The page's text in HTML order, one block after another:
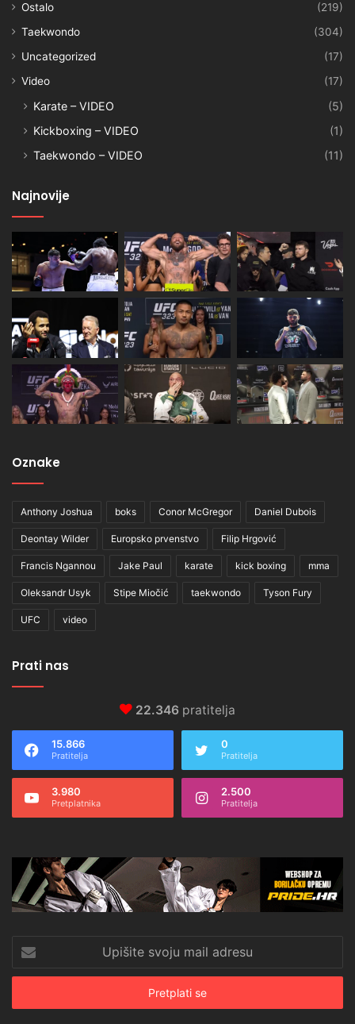
Ostalo
(219)
Taekwondo
(304)
Uncategorized
(17)
Video
(17)
Karate – VIDEO
(5)
Kickboxing – VIDEO
(1)
Taekwondo – VIDEO
(11)
Najnovije
Oznake
Anthony Joshua boks Conor McGregor Daniel Dubois
Deontay Wilder Europsko prvenstvo Filip Hrgović
Francis Ngannou Jake Paul karate kick boxing mma
Oleksandr Usyk Stipe Miočić taekwondo Tyson Fury
UFC video
Prati nas
22.346 pratitelja
15.866
Pratitelja
0
Pratitelja
3.980
Pretplatnika
2.500
Pratitelja
svoju
mail